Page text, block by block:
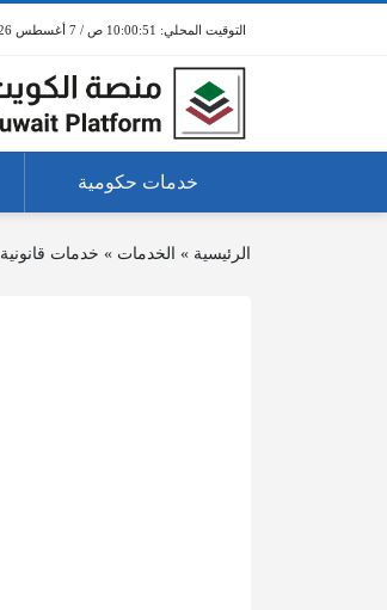
10:00:51 ص / 7 أغسطس 2026
خدمات حكومية
الرئيسية » الخدمات » خدمات قانونية